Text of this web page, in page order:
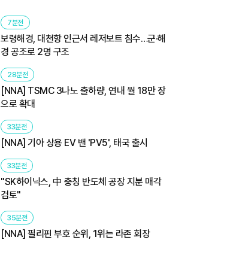
7분전
보령해경, 대천항 인근서 레저보트 침수…군·해
경 공조로 2명 구조
28분전
[NNA] TSMC 3나노 출하량, 연내 월 18만 장
으로 확대
33분전
[NNA] 기아 상용 EV 밴 'PV5', 태국 출시
33분전
"SK하이닉스, 中 충칭 반도체 공장 지분 매각
검토"
35분전
[NNA] 필리핀 부호 순위, 1위는 라존 회장